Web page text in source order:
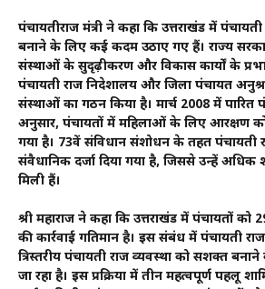
पंचायतीराज मंत्री ने कहा कि उत्तराखंड में
बनाने के लिए कई कदम उठाए गए हैं। राज्य
संस्थाओं के सुदृढ़ीकरण और विकास कार्यों के
पंचायती राज निदेशालय और जिला पंचायत
संस्थाओं का गठन किया है। मार्च 2008 में पारित
अनुसार, पंचायतों में महिलाओं के लिए आरक्षण
गया है। 73वें संविधान संशोधन के तहत पंचायती
संवैधानिक दर्जा दिया गया है, जिससे उन्हें अधिक
मिली हैं।
श्री महाराज ने कहा कि उत्तराखंड में पंचायतों को
की कार्रवाई गतिमान है। इस संबंध में पंचायती राज
त्रिस्तरीय पंचायती राज व्यवस्था को सशक्त
जा रहा है। इस प्रक्रिया में तीन महत्वपूर्ण पहलू